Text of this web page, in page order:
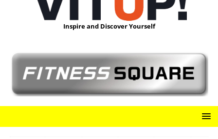
Inspire and Discover Yourself